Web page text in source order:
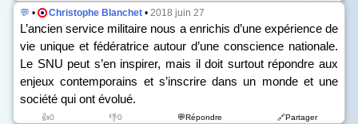
💬 • Christophe Blanchet • 2018 juin 27
L’ancien service militaire nous a enrichis d’une expérience de
vie unique et fédératrice autour d’une conscience nationale.
Le SNU peut s’en inspirer, mais il doit surtout répondre aux
enjeux contemporains et s’inscrire dans un monde et une
société qui ont évolué.
👍0 👎0 💬Répondre 🔗Partager